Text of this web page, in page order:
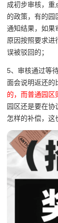
成初步审核，重
的政策，有的园
通知结果，如果
原因按照要求进
误被驳回的；
5、审核通过等
面会说明返还的
的，而普通园区
园区还是要在
怎样的补偿，这